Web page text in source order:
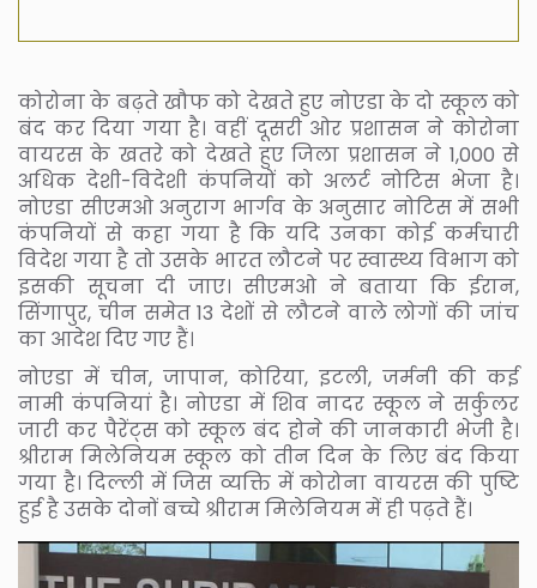
कोरोना के बढ़ते खौफ को देखते हुए नोएडा के दो स्कूल को
बंद कर दिया गया है। वहीं दूसरी ओर प्रशासन ने कोरोना
वायरस के खतरे को देखते हुए जिला प्रशासन ने 1,000 से
अधिक देशी-विदेशी कंपनियों को अलर्ट नोटिस भेजा है।
नोएडा सीएमओ अनुराग भार्गव के अनुसार नोटिस में सभी
कंपनियों से कहा गया है कि यदि उनका कोई कर्मचारी
विदेश गया है तो उसके भारत लौटने पर स्वास्थ्य विभाग को
इसकी सूचना दी जाए। सीएमओ ने बताया कि ईरान,
सिंगापुर, चीन समेत 13 देशों से लौटने वाले लोगों की जांच
का आदेश दिए गए हैं।
नोएडा में चीन, जापान, कोरिया, इटली, जर्मनी की कई
नामी कंपनियां है। नोएडा में शिव नादर स्कूल ने सर्कुलर
जारी कर पैरेंट्स को स्कूल बंद होने की जानकारी भेजी है।
श्रीराम मिलेनियम स्कूल को तीन दिन के लिए बंद किया
गया है। दिल्ली में जिस व्यक्ति में कोरोना वायरस की पुष्टि
हुई है उसके दोनों बच्चे श्रीराम मिलेनियम में ही पढ़ते हैं।